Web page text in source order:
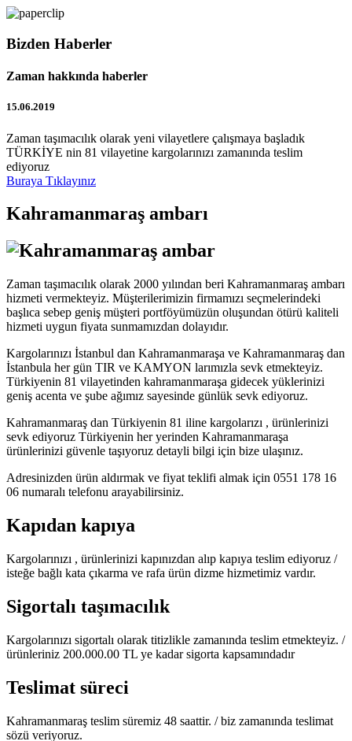
Bizden Haberler
Zaman hakkında haberler
15.06.2019
Zaman taşımacılık olarak yeni vilayetlere çalışmaya başladık
TÜRKİYE nin 81 vilayetine kargolarınızı zamanında teslim
ediyoruz
Buraya Tıklayınız
Kahramanmaraş ambarı
Zaman taşımacılık olarak 2000 yılından beri Kahramanmaraş ambarı
hizmeti vermekteyiz. Müşterilerimizin firmamızı seçmelerindeki
başlıca sebep geniş müşteri portföyümüzün oluşundan ötürü kaliteli
hizmeti uygun fiyata sunmamızdan dolayıdır.
Kargolarınızı İstanbul dan Kahramanmaraşa ve Kahramanmaraş dan
İstanbula her gün TIR ve KAMYON larımızla sevk etmekteyiz.
Türkiyenin 81 vilayetinden kahramanmaraşa gidecek yüklerinizi
geniş acenta ve şube ağımız sayesinde günlük sevk ediyoruz.
Kahramanmaraş dan Türkiyenin 81 iline kargolarızı , ürünlerinizi
sevk ediyoruz Türkiyenin her yerinden Kahramanmaraşa
ürünlerinizi güvenle taşıyoruz detayli bilgi için bize ulaşınız.
Adresinizden ürün aldırmak ve fiyat teklifi almak için 0551 178 16
06 numaralı telefonu arayabilirsiniz.
Kapıdan kapıya
Kargolarınızı , ürünlerinizi kapınızdan alıp kapıya teslim ediyoruz /
isteğe bağlı kata çıkarma ve rafa ürün dizme hizmetimiz vardır.
Sigortalı taşımacılık
Kargolarınızı sigortalı olarak titizlikle zamanında teslim etmekteyiz. /
ürünleriniz 200.000.00 TL ye kadar sigorta kapsamındadır
Teslimat süreci
Kahramanmaraş teslim süremiz 48 saattir. / biz zamanında teslimat
sözü veriyoruz.